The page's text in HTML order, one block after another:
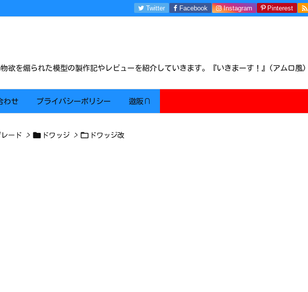
欲を煽られた模型の製作記やレビューを紹介していきます。『いきまーす！』(アムロ風)
わせ プライバシーポリシー 遨阪∩
Twitter Facebook Instagram Pinterest 
ード >  ドワッジ >  ドワッジ改